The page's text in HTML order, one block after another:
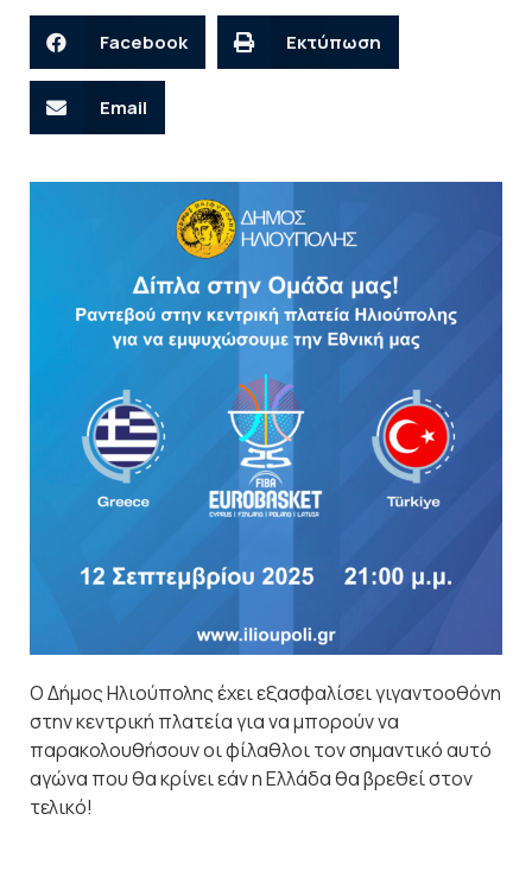
Facebook Εκτύπωση
Email
Ο Δήμος Ηλιούπολης έχει εξασφαλίσει γιγαντοοθόνη
στην κεντρική πλατεία για να μπορούν να
παρακολουθήσουν οι φίλαθλοι τον σημαντικό αυτό
αγώνα που θα κρίνει εάν η Ελλάδα θα βρεθεί στον
τελικό!